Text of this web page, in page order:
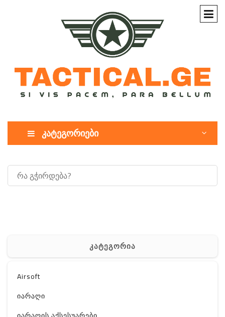
კატეგორიები
კატეგორია
Airsoft
იარაღი